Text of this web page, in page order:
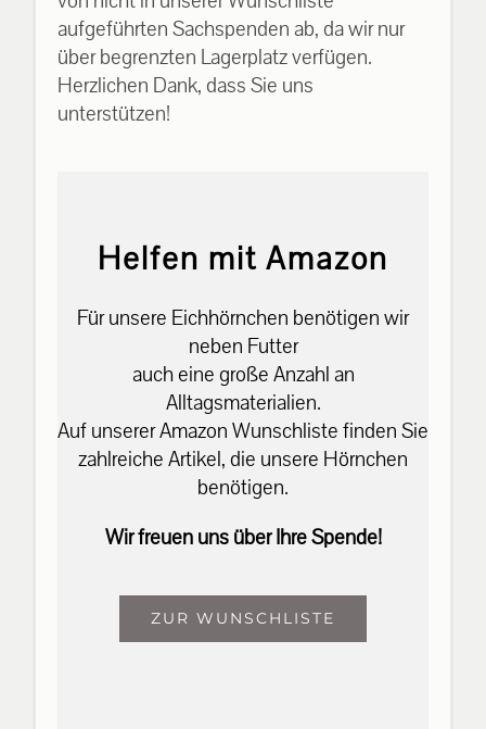
aufgeführten Sachspenden ab, da wir nur
über begrenzten Lagerplatz verfügen.
Herzlichen Dank, dass Sie uns
unterstützen!
Helfen mit Amazon
Für unsere Eichhörnchen benötigen wir
neben Futter
auch eine große Anzahl an
Alltagsmaterialien.
Auf unserer Amazon Wunschliste finden Sie
zahlreiche Artikel, die unsere Hörnchen
benötigen.
Wir freuen uns über Ihre Spende!
ZUR WUNSCHLISTE